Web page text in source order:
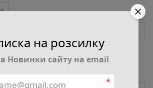
дрели, гайковертына розсилку
Новинки сайту на email
*